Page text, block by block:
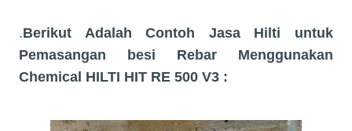
.Berikut Adalah Contoh Jasa Hilti untuk
Pemasangan besi Rebar Menggunakan
Chemical HILTI HIT RE 500 V3 :